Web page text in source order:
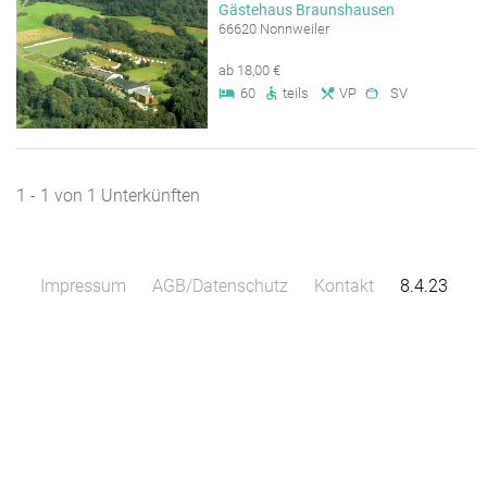
Gästehaus Braunshausen
66620 Nonnweiler
ab 18,00 €
60
teils VP SV
1 - 1 von 1 Unterkünften
Impressum AGB/Datenschutz Kontakt 8.4.23